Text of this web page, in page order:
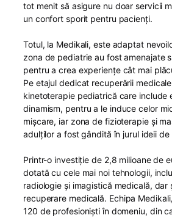
tot menit să asigure nu doar servicii
un confort sporit pentru pacienți.
Totul, la Medikali, este adaptat
zona de pediatrie au fost amenajate
pentru a crea experiențe cât mai
Pe etajul dedicat recuperării
kinetoterapie pediatrică care include
dinamism, pentru a le induce celor
mișcare, iar zona de fizioterapie și
adulților a fost gândită în jurul ideii de
Printr-o investiție de 2,8 milioane de
dotată cu cele mai noi tehnologii,
radiologie și imagistică medicală, dar
recuperare medicală. Echipa
120 de profesioniști în domeniu, din